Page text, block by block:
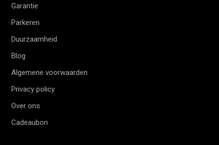
Garantie
Parkeren
Duurzaamheid
Blog
Algemene voorwaarden
Privacy policy
Over ons
Cadeaubon